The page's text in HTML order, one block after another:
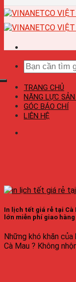
TRANG CHỦ
NĂNG LỰC
GÓC BÁO CHÍ
LIÊN HỆ
In lịch tết giá rẻ tại
lớn miễn phí giao hàng
Những khó khăn
Cà Mau ? Không nhộn